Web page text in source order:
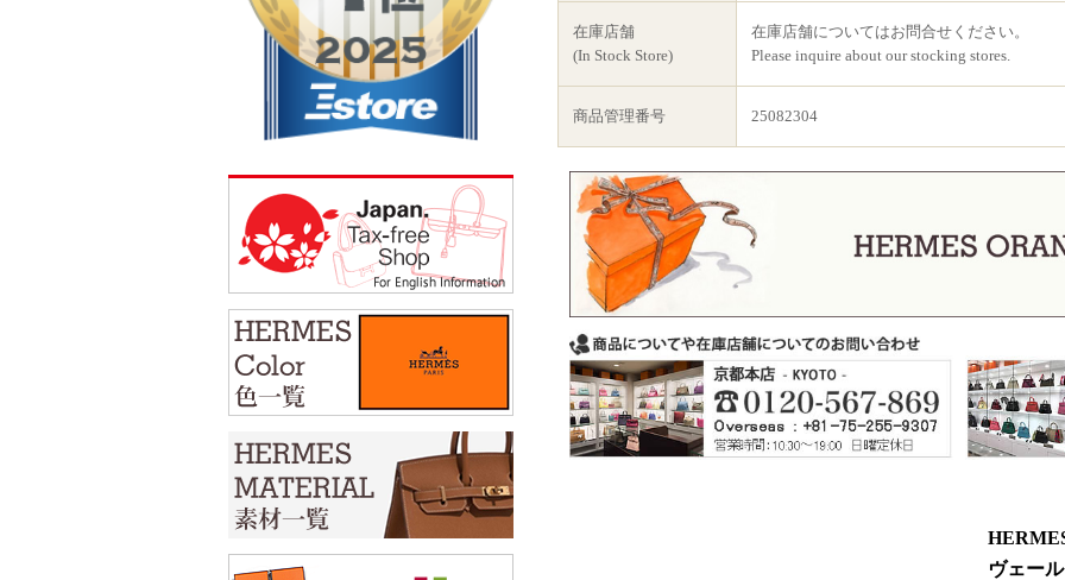
在庫店舗
(In Stock Store)
在庫店舗についてはお問合せください。
Please inquire about our stocking stores.
商品管理番号 25082304
ヴェー